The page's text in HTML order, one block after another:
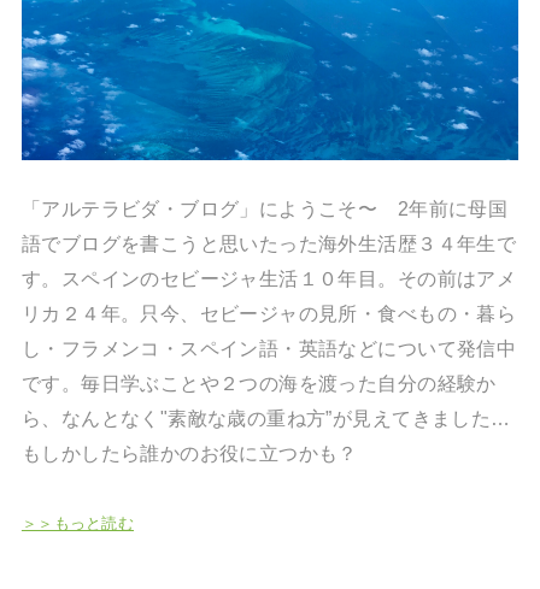
「アルテラビダ・ブログ」にようこそ〜 2年前に母国
語でブログを書こうと思いたった海外生活歴３４年生で
す。スペインのセビージャ生活１０年目。その前はアメ
リカ２４年。只今、セビージャの見所・食べもの・暮ら
し・フラメンコ・スペイン語・英語などについて発信中
です。毎日学ぶことや２つの海を渡った自分の経験か
ら、なんとなく"素敵な歳の重ね方”が見えてきました…
もしかしたら誰かのお役に立つかも？
＞＞もっと読む